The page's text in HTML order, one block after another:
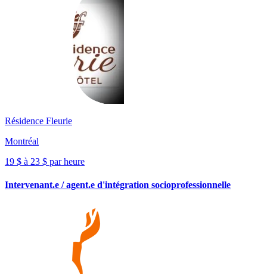
Résidence Fleurie
Montréal
19 $ à 23 $ par heure
Intervenant.e / agent.e d'intégration socioprofessionnelle